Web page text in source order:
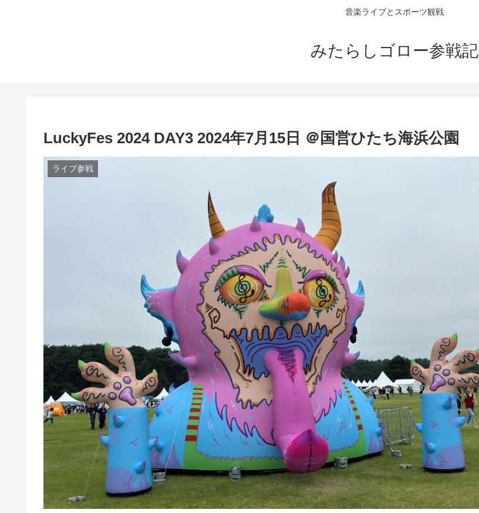
音楽ライブとスポーツ観戦
みたらしゴロー参戦記
LuckyFes 2024 DAY3 2024年7月15日 ＠国営ひたち海浜公園
ライブ参戦